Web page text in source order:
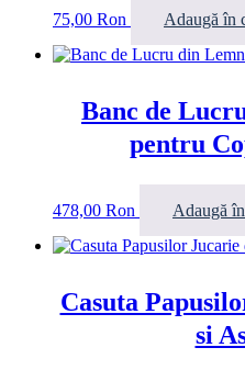
75,00 Ron Adaugă în
Banc de
pentru
478,00 Ron Adaugă
Casuta
si